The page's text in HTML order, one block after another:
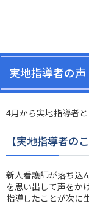
実地指導者の声
4月から実地指導者
【実地指導者の
新人看護師が落ち込
を思い出して声をか
指導したことが次に